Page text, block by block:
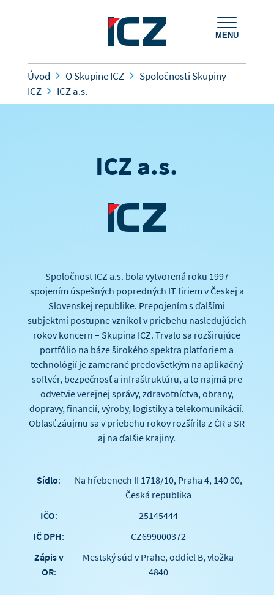
MENU
Úvod O Skupine ICZ
Spoločnosti Skupiny
ICZ
ICZ a.s.
ICZ a.s.
Spoločnosť ICZ a.s. bola vytvorená roku 1997
spojením úspešných popredných IT firiem v Českej a
Slovenskej republike. Prepojením s ďalšími
subjektmi postupne vznikol v priebehu nasledujúcich
rokov koncern – Skupina ICZ. Trvalo sa rozširujúce
portfólio na báze širokého spektra platforiem a
technológií je zamerané predovšetkým na aplikačný
softvér, bezpečnosť a infraštruktúru, a to najmä pre
odvetvie verejnej správy, zdravotníctva, obrany,
dopravy, financií, výroby, logistiky a telekomunikácií.
Oblasť záujmu sa v priebehu rokov rozšírila z ČR a SR
aj na ďalšie krajiny.
Sídlo:
Na hřebenech II 1718/10, Praha 4, 140 00,
Česká republika
IČO:
25145444
IČ DPH:
CZ699000372
Zápis v
OR:
Mestský súd v Prahe, oddiel B, vložka
4840